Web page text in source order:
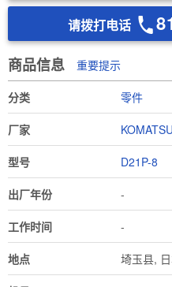
请拨打电话
商品信息 重要提示
分类 零件
厂家 KOMATSU
型号 D21P-8
出厂年份 -
工作时间 -
地点 埼玉县,